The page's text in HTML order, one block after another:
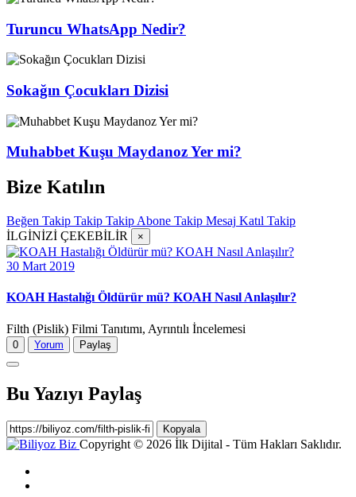
Turuncu WhatsApp Nedir?
Sokağın Çocukları Dizisi
Muhabbet Kuşu Maydanoz Yer mi?
Bize Katılın
Beğen Takip Takip Takip Abone Takip Mesaj Katıl Takip
İLGİNİZİ ÇEKEBİLİR
×
30 Mart 2019
KOAH Hastalığı Öldürür mü? KOAH Nasıl Anlaşılır?
Filth (Pislik) Filmi Tanıtımı, Ayrıntılı İncelemesi
0 Yorum Paylaş
Bu Yazıyı Paylaş
Kopyala
Copyright © 2026 İlk Dijital - Tüm Hakları Saklıdır.